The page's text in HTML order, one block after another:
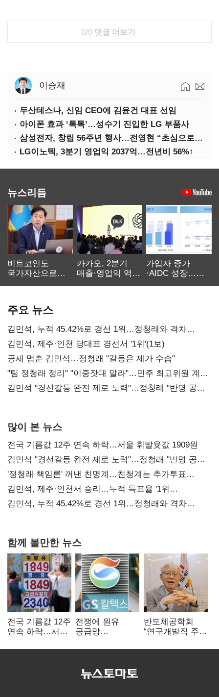
0/0 댓글 더보기
이승재
두산테스나, 신임 CEO에 김윤건 대표 선임
아이폰 효과 ‘톡톡’…성수기 진입한 LG 부품사
삼성전자, 창립 56주년 행사…전영현 “초심으로 경쟁력 회복해야”
LG이노텍, 3분기 영업익 2037억…전년비 56%↑
뉴스리듬
비트코인도
국가자산으로…'
카카오, 2분기
매출·영업익 역대
가입자 증가
·AIDC 성장…
주요 뉴스
김민석, 누적 45.42%로 경선 1위…정청래와 격차
0.86%p(2보)
김민석, 제주·인천 당대표 경선서 '1위'(1보)
공세 멈춘 김민석…정청래 "갈등은 제가 수습"
"팀 정청래 정리" "이중잣대 말라"…민주 최고위원 계파
다툼 격화
김민석 "경선갈등 완전 제로 노력"…정청래 "반명 공세
많이 본 뉴스
전국 기름값 12주 연속 하락…서울 휘발윳값 1909원
김민석 "경선갈등 완전 제로 노력"…정청래 "반명 공세
사과부터"
'정청래 책임론' 꺼낸 친명계…친청계는 추가투표
때리기
김민석, 제주·인천서 승리…누적 득표율 '1위
탈환'(종합)
김민석, 누적 45.42%로 경선 1위…정청래와 격차
함께 볼만한 뉴스
전국 기름값 12주
연속 하락…서울
전쟁에 원유
공급망
정유, 에너지안보
반도체공학회
“연구개발직 주
개선해야”